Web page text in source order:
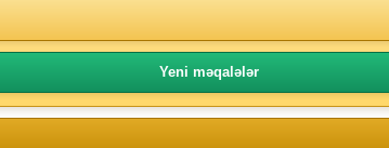
Yeni məqalələr